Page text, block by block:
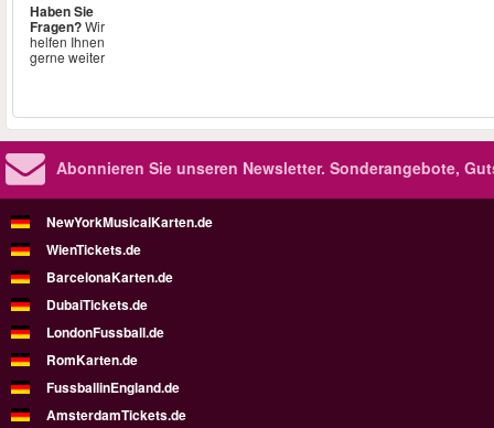
Haben Sie
Fragen?Wir
helfen Ihnen
gerne weiter
Abonnieren Sie unseren Newsletter. Sonderangebote,
NewYorkMusicalKarten.de
WienTickets.de
BarcelonaKarten.de
DubaiTickets.de
LondonFussball.de
RomKarten.de
FussballinEngland.de
AmsterdamTickets.de